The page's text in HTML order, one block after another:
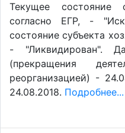
Текущее состояние
согласно ЕГР, -
состояние субъекта
- "Ликвидирован".
(прекращения
реорганизацией) -
24.08.2018. Подробнее...